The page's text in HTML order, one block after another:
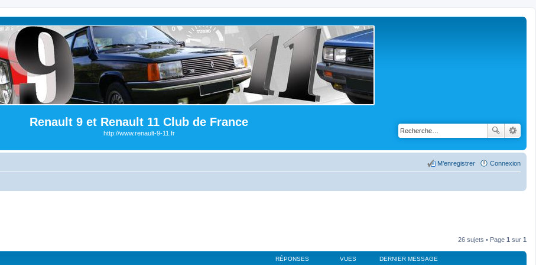
Renault 9 et Renault 11 Club de France
http://www.renault-9-11.fr
Connexion
M’enregistrer
26 sujets • Page 1 sur 1
RÉPONSES VUES DERNIER MESSAGE